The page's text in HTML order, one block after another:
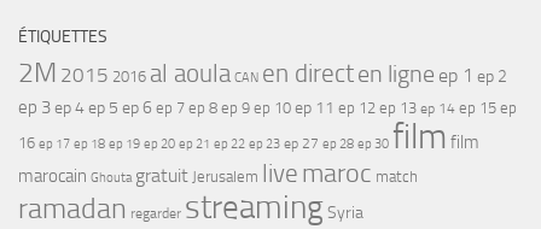
ÉTIQUETTES
2M 2015 2016 al aoula CAN en directen ligne ep 1 ep 2
ep 3ep 4ep 5 ep 6 ep 7 ep 8 ep 9 ep 10 ep 11 ep 12 ep 13 ep 14 ep 15 ep
16 ep 17 ep 18 ep 19 ep 20 ep 21 ep 22 ep 23 ep 27 ep 28 ep 30 film film
marocain Ghouta gratuit Jerusalem live maroc match
ramadan regarder streamingSyria